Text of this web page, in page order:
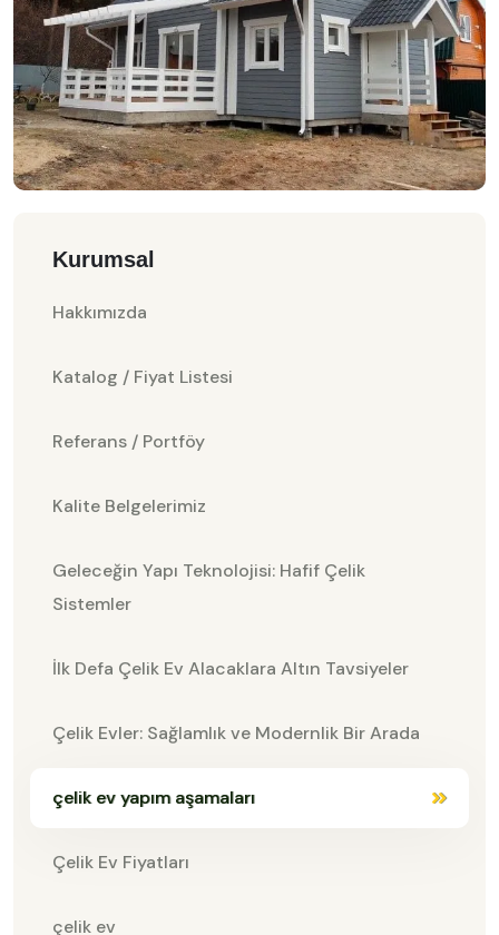
Kurumsal
Hakkımızda
Katalog / Fiyat Listesi
Referans / Portföy
Kalite Belgelerimiz
Geleceğin Yapı Teknolojisi: Hafif Çelik
Sistemler
İlk Defa Çelik Ev Alacaklara Altın Tavsiyeler
Çelik Evler: Sağlamlık ve Modernlik Bir Arada
çelik ev yapım aşamaları
Çelik Ev Fiyatları
çelik ev